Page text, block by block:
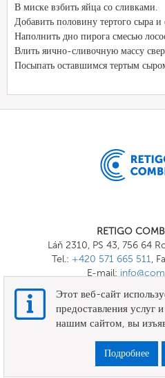
В миске взбить яйца со сливками.
Добавить половину тертого сыра и
Наполнить дно пирога смесью
Влить яично-сливочную массу
Посыпать оставшимся тертым
RETIGO
Láň 2310, PS 43, 756 64
Tel.: +420 571 665 511,
E-mail:
УСЛОВИЯ И
Этот веб-сайт
предоставления услуг
нашим сайтом, вы
Подробнее